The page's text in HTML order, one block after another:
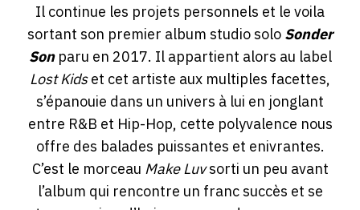
Il continue les projets personnels et le voila
sortant son premier album studio soloSonder
Sonparu en 2017. Il appartient alors au label
Lost Kidset cet artiste aux multiples facettes,
s’épanouie dans un univers à lui en jonglant
entre R&B et Hip-Hop, cette polyvalence nous
offre des balades puissantes et enivrantes.
C’est le morceau Make Luvsorti un peu avant
l’album qui rencontre un franc succès et se